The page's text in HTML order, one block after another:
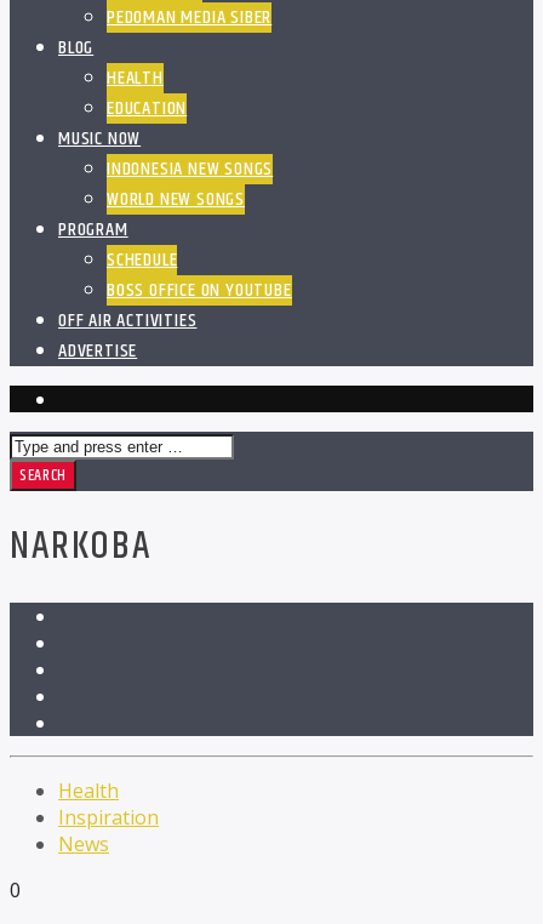
PEDOMAN MEDIA SIBER
BLOG
HEALTH
EDUCATION
MUSIC NOW
INDONESIA NEW SONGS
WORLD NEW SONGS
PROGRAM
SCHEDULE
BOSS OFFICE ON YOUTUBE
OFF AIR ACTIVITIES
ADVERTISE
NARKOBA
Health
Inspiration
News
0